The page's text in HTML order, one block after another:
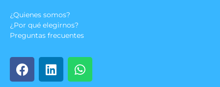
¿Quienes somos?
¿Por qué elegirnos?
Preguntas frecuentes